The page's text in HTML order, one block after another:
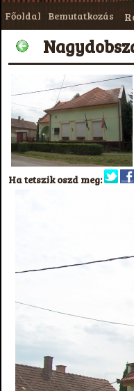
Főoldal Bemutatkozás
Ha tetszik oszd meg: